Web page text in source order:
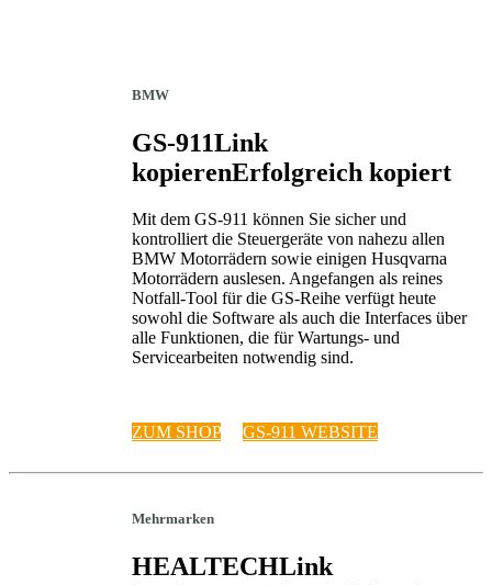
BMW
GS-911Link
kopierenErfolgreich kopiert
Mit dem GS-911 können Sie sicher und
kontrolliert die Steuergeräte von nahezu allen
BMW Motorrädern sowie einigen Husqvarna
Motorrädern auslesen. Angefangen als reines
Notfall-Tool für die GS-Reihe verfügt heute
sowohl die Software als auch die Interfaces über
alle Funktionen, die für Wartungs- und
Servicearbeiten notwendig sind.
ZUM SHOP GS-911 WEBSITE
Mehrmarken
HEALTECHLink